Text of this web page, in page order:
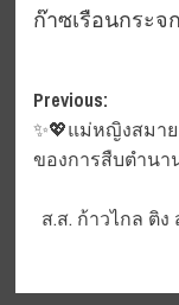
ก๊าซเรือนกระจ
Post
Previous:
✨💖แม่หญิงสมา
ของการสืบตำนา
ส.ส. ก้าวไกล ติ